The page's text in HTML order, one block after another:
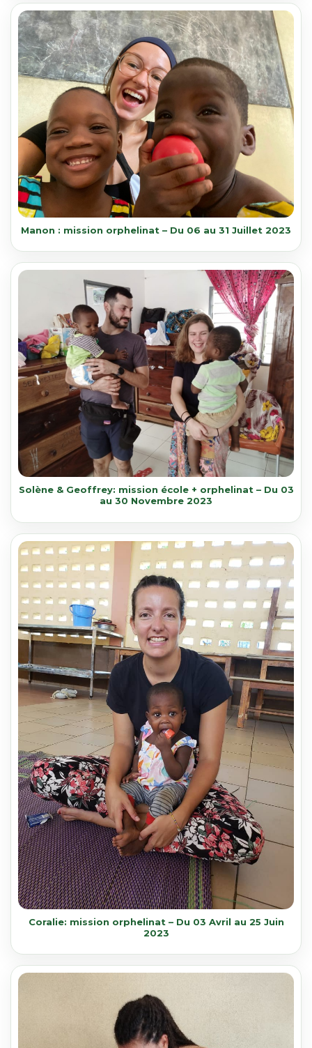
Manon : mission orphelinat – Du 06 au 31 Juillet 2023
Solène & Geoffrey: mission école + orphelinat – Du 03
au 30 Novembre 2023
Coralie: mission orphelinat – Du 03 Avril au 25 Juin
2023